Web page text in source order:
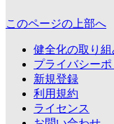
このページの上部へ
健全化の取り組
プライバシー
新規登録
利用規約
ライセンス